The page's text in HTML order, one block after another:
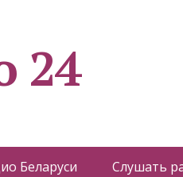
24
Беларуси Слушать